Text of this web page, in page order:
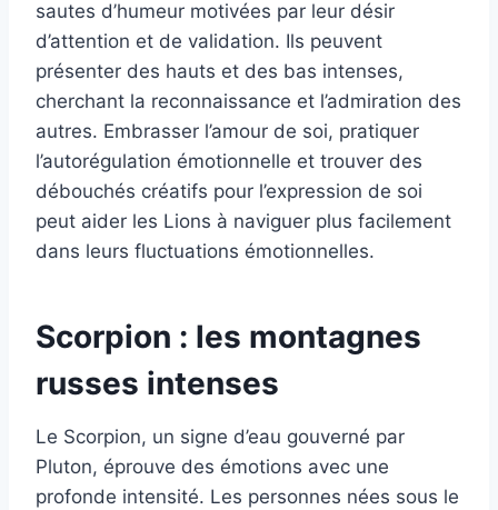
sautes d’humeur motivées par leur désir
d’attention et de validation. Ils peuvent
présenter des hauts et des bas intenses,
cherchant la reconnaissance et l’admiration des
autres. Embrasser l’amour de soi, pratiquer
l’autorégulation émotionnelle et trouver des
débouchés créatifs pour l’expression de soi
peut aider les Lions à naviguer plus facilement
dans leurs fluctuations émotionnelles.
Scorpion : les montagnes
russes intenses
Le Scorpion, un signe d’eau gouverné par
Pluton, éprouve des émotions avec une
profonde intensité. Les personnes nées sous le